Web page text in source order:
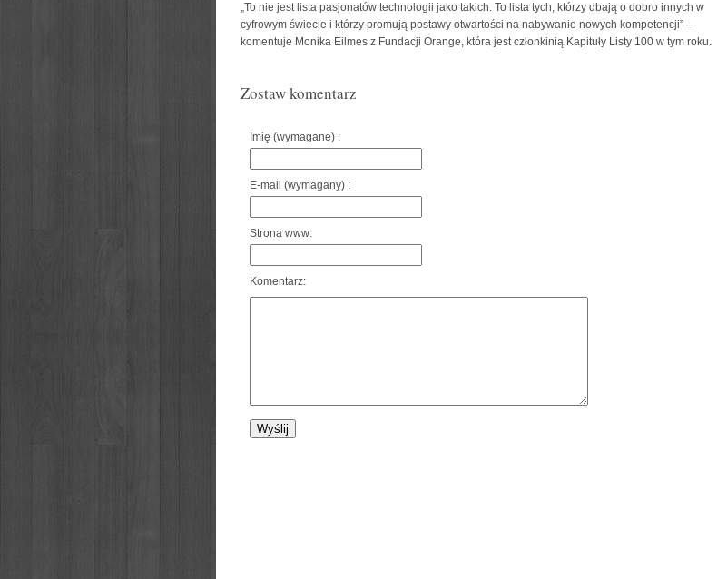
„To nie jest lista pasjonatów technologii jako takich. To lista tych, którzy dbają o dobro innych w
cyfrowym świecie i którzy promują postawy otwartości na nabywanie nowych kompetencji” –
komentuje Monika Eilmes z Fundacji Orange, która jest członkinią Kapituły Listy 100 w tym roku.
Zostaw komentarz
Imię (wymagane) :
E-mail (wymagany) :
Strona www:
Komentarz: